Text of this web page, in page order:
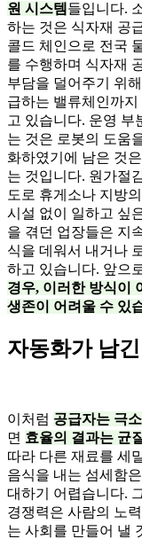
원 시스템 들입니다.
하는 것은 식자재 공
콜드 체인으로 전국
를 수행하며 식자재
부담을 덜어주기 위
급하는 밸류체인까
고 있습니다. 운영 부
는 것은 로봇의 도움
화하였기에 남은 것
는 것입니다. 원가절
도로 휴게소나 지방
시설 없이 일하고 싶
을 겪던 업장들은 지
식을 데워서 내거나
하고 있습니다. 앞으
경우, 이러한 방식이
생존이 어려울 수 있
자동화가 남
이처럼 공급자는 극
면 효율의 결과는 균
따라 다른 재료를 세
음식을 내는 섬세함
대하기 어렵습니다.
경쟁력은 사람의 노
는 사회를 만들어 낼